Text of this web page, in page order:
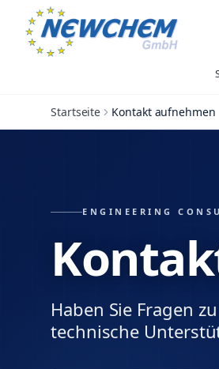
Startseite Kontakt aufnehmen
ENGINEERING
Haben Sie Fragen
technische